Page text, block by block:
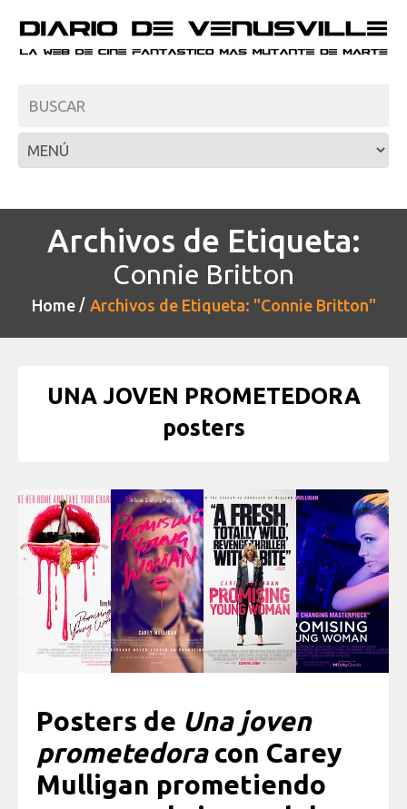
Archivos de Etiqueta:
Connie Britton
Home Archivos de Etiqueta: "Connie Britton"
UNA JOVEN PROMETEDORA
posters
Posters de Una joven
prometedoracon Carey
Mulligan prometiendo